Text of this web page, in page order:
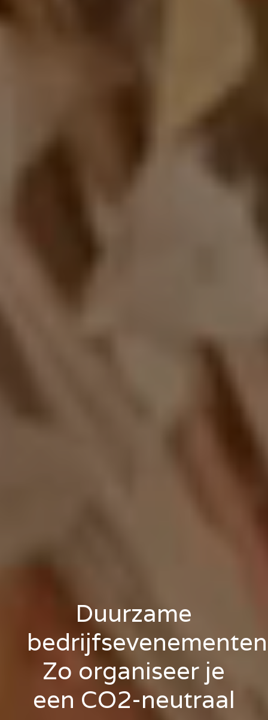
Duurzame
Zo organiseer je
een CO2-neutraal